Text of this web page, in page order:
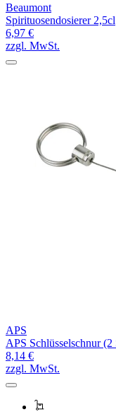
Beaumont
Spirituosendosierer 2,5cl
6,97 €
zzgl. MwSt.
APS
APS Schlüsselschnur (2
8,14 €
zzgl. MwSt.